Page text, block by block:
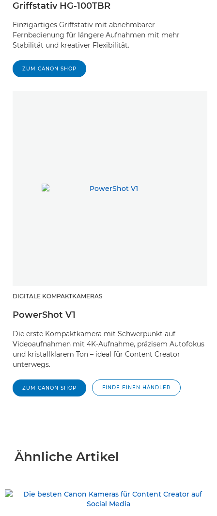
Griffstativ HG-100TBR
Einzigartiges Griffstativ mit abnehmbarer
Fernbedienung für längere Aufnahmen mit mehr
Stabilität und kreativer Flexibilität.
ZUM CANON SHOP
DIGITALE KOMPAKTKAMERAS
PowerShot V1
Die erste Kompaktkamera mit Schwerpunkt auf
Videoaufnahmen mit 4K-Aufnahme, präzisem Autofokus
und kristallklarem Ton – ideal für Content Creator
unterwegs.
ZUM CANON SHOP FINDE EINEN HÄNDLER
Ähnliche Artikel